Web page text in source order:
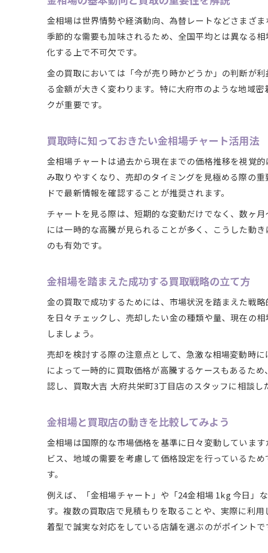
相場
高値
金相場は世界情勢や経済動向、為替レートなどさまざ
季節的な需要も加味されるため、全国平均とは異なる
化する上で不可欠です。
金の買取においては「今が売り時かどうか」の判断が
る金額が大きく変わります。特に大府市のような地域
クが重要です。
買取時に知っておきたい金相場チャート活用法
金相場チャートは過去から現在までの価格推移を視覚
み取りやすくなり、売却のタイミングを見極める際の
ドで最新情報を確認することが推奨されます。
チャートを見る際は、短期的な変動だけでなく、数ヶ
には一時的な高騰が見られることが多く、こうした動
のも有効です。
金相場を踏まえた成功する買取戦略の立て方
金の買取で成功するためには、市場状況を踏まえた戦
を日々チェックし、売却したい金の種類や量、現在の
しましょう。
売却を検討する際の注意点として、急激な相場変動時
によって一時的に買取価格が高騰するケースもあるた
認し、買取大吉 大府共栄町3丁目店のスタッフに相談し
金相場と買取店の動きを比較してみよう
金相場は国際的な市場価格を基準に日々変動していま
ビス、地域の需要を考慮して価格設定を行っているた
す。
例えば、「金相場チャート」や「24金相場 1kg 今日」
す。複数の買取店で見積もりを取ることや、実際に利
着型で誠実な対応をしている店舗を選ぶのがポイントで